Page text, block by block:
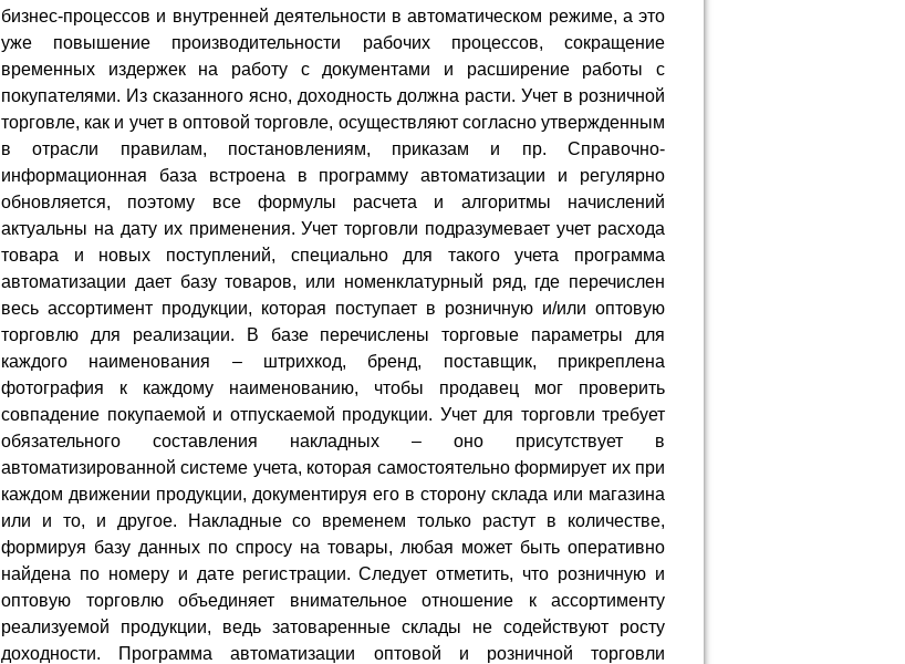
бизнес-процессов и внутренней деятельности в автоматическом режиме, а это
уже повышение производительности рабочих процессов, сокращение
временных издержек на работу с документами и расширение работы с
покупателями. Из сказанного ясно, доходность должна расти. Учет в розничной
торговле, как и учет в оптовой торговле, осуществляют согласно утвержденным
в отрасли правилам, постановлениям, приказам и пр. Справочно-
информационная база встроена в программу автоматизации и регулярно
обновляется, поэтому все формулы расчета и алгоритмы начислений
актуальны на дату их применения. Учет торговли подразумевает учет расхода
товара и новых поступлений, специально для такого учета программа
автоматизации дает базу товаров, или номенклатурный ряд, где перечислен
весь ассортимент продукции, которая поступает в розничную и/или оптовую
торговлю для реализации. В базе перечислены торговые параметры для
каждого наименования – штрихкод, бренд, поставщик, прикреплена
фотография к каждому наименованию, чтобы продавец мог проверить
совпадение покупаемой и отпускаемой продукции. Учет для торговли требует
обязательного составления накладных – оно присутствует в
автоматизированной системе учета, которая самостоятельно формирует их при
каждом движении продукции, документируя его в сторону склада или магазина
или и то, и другое. Накладные со временем только растут в количестве,
формируя базу данных по спросу на товары, любая может быть оперативно
найдена по номеру и дате регистрации. Следует отметить, что розничную и
оптовую торговлю объединяет внимательное отношение к ассортименту
реализуемой продукции, ведь затоваренные склады не содействуют росту
доходности. Программа автоматизации оптовой и розничной торговли